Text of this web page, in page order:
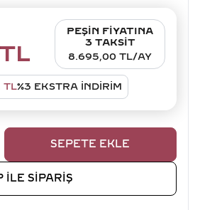
TL
PEŞİN FİYATINA
3 TAKSİT
8.695,00 TL/AY
TL%3 EKSTRA İNDİRİM
SEPETE EKLE
ILE SIPARIŞ